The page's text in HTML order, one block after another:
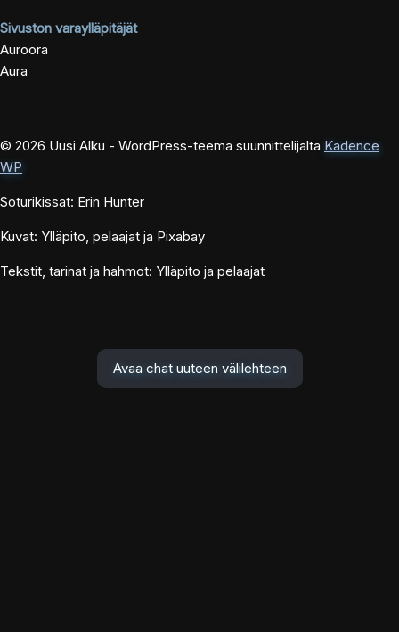
Sivuston varaylläpitäjät
Auroora
Aura
© 2026 Uusi Alku - WordPress-teema suunnittelijalta Kadence
WP
Soturikissat: Erin Hunter
Kuvat: Ylläpito, pelaajat ja Pixabay
Tekstit, tarinat ja hahmot: Ylläpito ja pelaajat
Avaa chat uuteen välilehteen